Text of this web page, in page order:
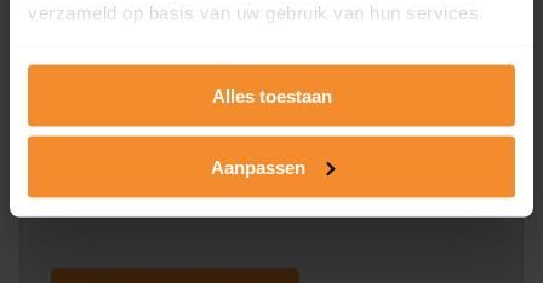
verzameld op basis van uw gebruik van hun services.
Alles toestaan
Aanpassen
Een uitgebreid overzicht van het perceel en
dit inclusief de luchtfoto!